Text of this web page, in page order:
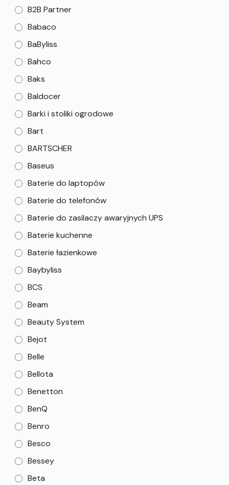
B2B Partner
Babaco
BaByliss
Bahco
Baks
Baldocer
Barki i stoliki ogrodowe
Bart
BARTSCHER
Baseus
Baterie do laptopów
Baterie do telefonów
Baterie do zasilaczy awaryjnych UPS
Baterie kuchenne
Baterie łazienkowe
Baybyliss
BCS
Beam
Beauty System
Bejot
Belle
Bellota
Benetton
BenQ
Benro
Besco
Bessey
Beta